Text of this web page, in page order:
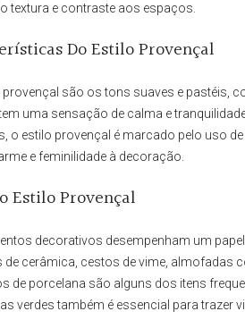
textura e contraste aos espaços.
Do Estilo Provençal
são os tons suaves e pastéis,
uma sensação de calma e
o estilo provençal é marcado pelo uso
e feminilidade à decoração.
Estilo Provençal
decorativos desempenham um
cerâmica, cestos de vime, almofadas
de porcelana são alguns dos itens
verdes também é essencial para trazer